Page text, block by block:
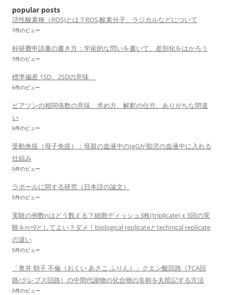
ン
popular posts
活性酸素種（ROS)とは？ROS,酸素分子、ラジカルなどについて
7件のビュー
科研費申請書の書き方：学術的な問いを書いて、差別化をはかろう
7件のビュー
標準偏差 1SD、2SDの意味
6件のビュー
ピアソンの相関係数の意味、求め方、解釈の仕方、ありがちな間違
い
6件のビュー
受動免疫（母子免疫）：母親の血液中のIgGが胎児の血液中に入れる
仕組み
5件のビュー
ラポールに関する研究（日本語の論文）
5件のビュー
実験の例数nはどう数える？細胞ディッシュ3枚(triplicate)ｘ3回の実
験をn=9としてよい？ダメ！biological replicateとtechnical replicate
の違い
5件のビュー
「奥井 朝子 不倫（おくい あさこ ふりん）」クエン酸回路（TCA回
路/クレブス回路）の中間代謝物の化合物の名称を丸暗記する方法
5件のビュー